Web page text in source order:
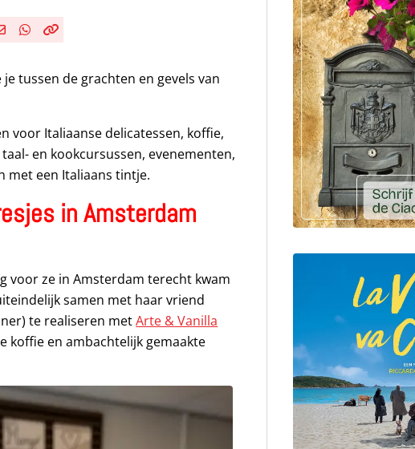
tussen de grachten en gevels van
voor Italiaanse delicatessen, koffie,
en kookcursussen, evenementen,
met een Italiaans tintje.
in Amsterdam
voor ze in Amsterdam terecht kwam
samen met haar vriend
te realiseren metArte & Vanilla
koffie en ambachtelijk gemaakte